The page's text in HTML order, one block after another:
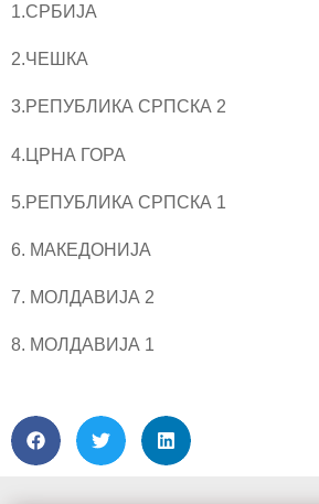
1.СРБИЈА
2.ЧЕШКА
3.РЕПУБЛИКА СРПСКА 2
4.ЦРНА ГОРА
5.РЕПУБЛИКА СРПСКА 1
6. МАКЕДОНИЈА
7. МОЛДАВИЈА 2
8. МОЛДАВИЈА 1